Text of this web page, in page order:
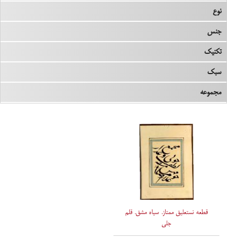
نوع
جنس
تکنیک
سبک
مجموعه
قطعه نستعلیق ممتاز. سیاه مشق. قلم
جلی